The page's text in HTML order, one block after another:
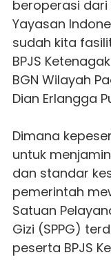
beroperasi dari
Yayasan
sudah kita
BPJS
BGN Wilayah
Dian Erlangga
Dimana
untuk
dan standar
pemerintah
Satuan
Gizi (SPPG)
peserta BPJS